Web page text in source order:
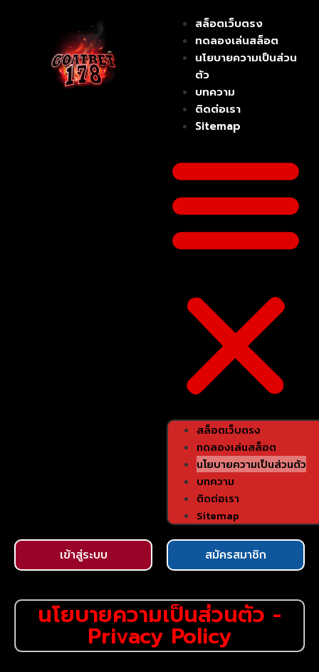
สล็อตเว็บตรง
ทดลองเล่นสล็อต
นโยบายความเป็นส่วน
ตัว
บทความ
ติดต่อเรา
Sitemap
สล็อตเว็บตรง
ทดลองเล่นสล็อต
นโยบายความเป็นส่วนตัว
บทความ
ติดต่อเรา
Sitemap
เข้าสู่ระบบ สมัครสมาชิก
นโยบายความเป็นส่วนตัว -
Privacy Policy